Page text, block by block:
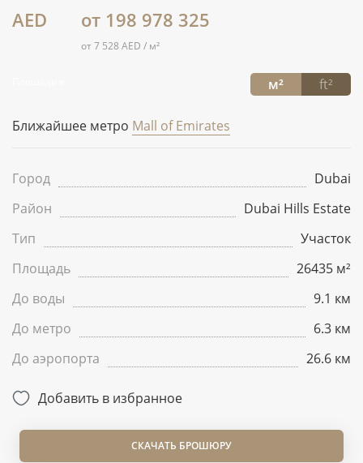
AED от 198 978 325
от 7 528 AED / м²
м² ft²
Ближайшее метро Mall of Emirates
Город
Dubai
Район
Dubai Hills Estate
Тип
Участок
Площадь
26435 м²
До воды
9.1 км
До метро
6.3 км
До аэропорта
26.6 км
Добавить в избранное
СКАЧАТЬ БРОШЮРУ